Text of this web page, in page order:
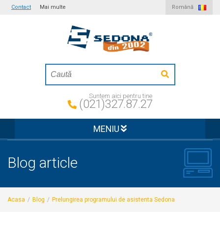
Contact Mai multe Română
Suntem aici pentru tine
(021)327.87.27
MENIU
Blog article
Acasa / Blog / Prelungirea programului de asistenta Sedona